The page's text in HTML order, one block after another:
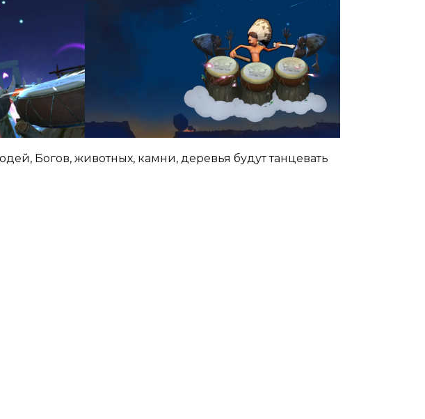
Богов, животных, камни, деревья будут танцевать